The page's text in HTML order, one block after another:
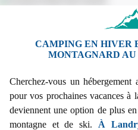
CAMPING EN HIVER
MONTAGNARD AU
Cherchez-vous un
pour vos prochaines vacances à
deviennent une option de plus
montagne et de ski. À